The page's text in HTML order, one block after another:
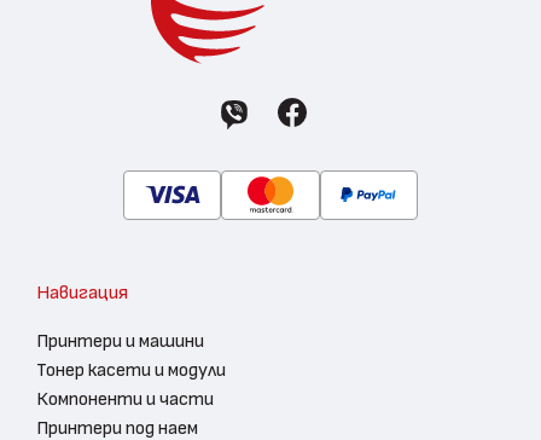
Навигация
Принтери и машини
Тонер касети и модули
Компоненти и части
Принтери под наем